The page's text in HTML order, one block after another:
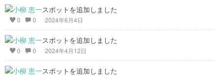
スポットを追加しました
0 0 2024年6月4日
スポットを追加しました
0 0 2024年4月12日
スポットを追加しました